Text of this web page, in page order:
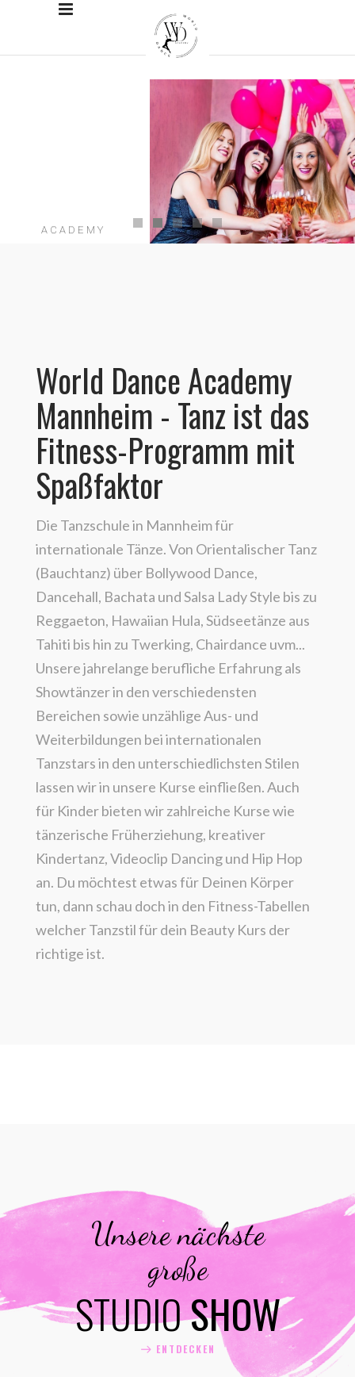
World Dance Academy
Mannheim - Tanz ist das
Fitness-Programm mit
Spaßfaktor
Die Tanzschule in Mannheim für
internationale Tänze.Von Orientalischer Tanz
(Bauchtanz) über Bollywood Dance,
Dancehall, Bachata und Salsa Lady Style bis zu
Reggaeton, Hawaiian Hula, Südseetänze aus
Tahiti bis hin zu Twerking, Chairdance uvm...
Unsere jahrelange berufliche Erfahrung als
Showtänzer in den verschiedensten
Bereichen sowie unzählige Aus- und
Weiterbildungen bei internationalen
Tanzstars in den unterschiedlichsten Stilen
lassen wir in unsere Kurse einfließen.Auch
für Kinder bieten wir zahlreiche Kurse wie
tänzerische Früherziehung, kreativer
Kindertanz, Videoclip Dancing und Hip Hop
an. Du möchtest etwas für Deinen Körper
tun, dann schau doch in den Fitness-Tabellen
welcher Tanzstil für dein Beauty Kurs der
richtige ist.
Unsere nächste
große
STUDIOSHOW
ENTDECKEN